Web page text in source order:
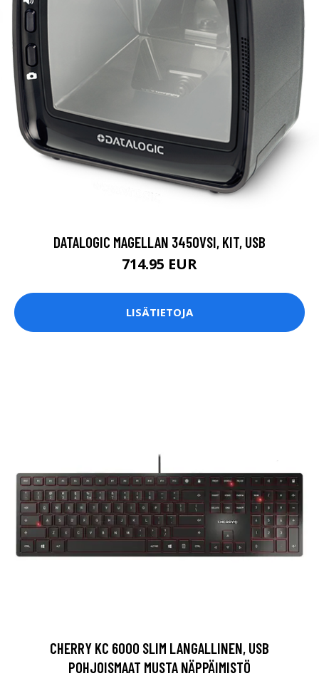
DATALOGIC MAGELLAN 3450VSI, KIT, USB
714.95 EUR
LISÄTIETOJA
CHERRY KC 6000 SLIM LANGALLINEN, USB
POHJOISMAAT MUSTA NÄPPÄIMISTÖ